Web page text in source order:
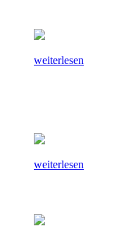
weiterlesen
weiterlesen